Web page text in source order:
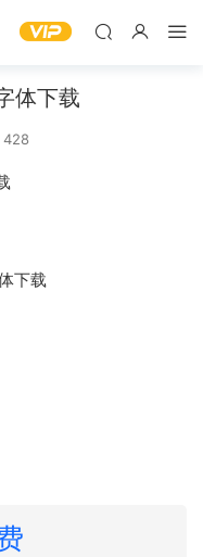
体下载
428
下载